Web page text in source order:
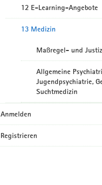
12 E-Learning-Angebote
13 Medizin
Maßregel- und
Allgemeine
Jugendpsychiatrie,
Suchtmedizin
Anmelden
Registrieren